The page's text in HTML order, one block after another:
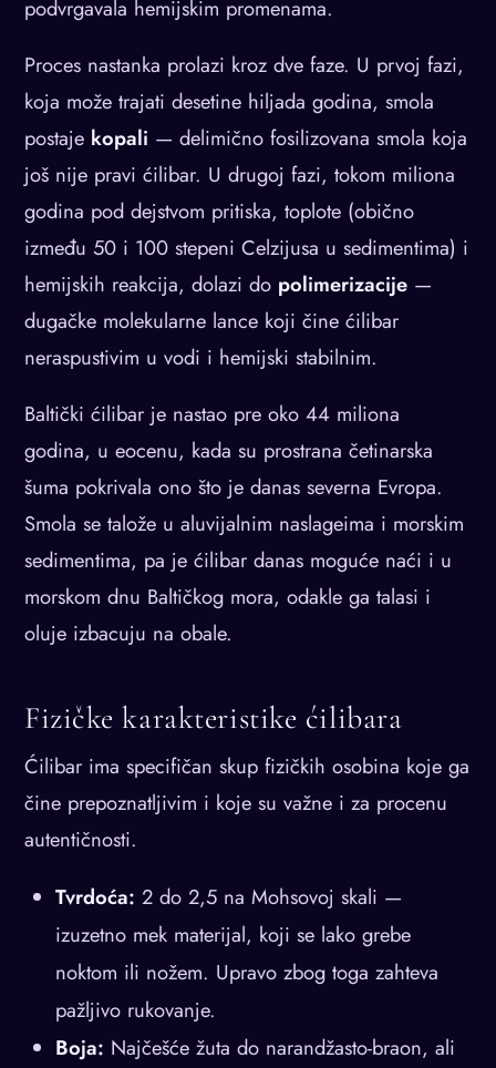
podvrgavala hemijskim promenama.
Proces nastanka prolazi kroz dve faze. U prvoj fazi,
koja može trajati desetine hiljada godina, smola
postaje kopali — delimično fosilizovana smola koja
još nije pravi ćilibar. U drugoj fazi, tokom miliona
godina pod dejstvom pritiska, toplote (obično
između 50 i 100 stepeni Celzijusa u sedimentima) i
hemijskih reakcija, dolazi do polimerizacije —
dugačke molekularne lance koji čine ćilibar
neraspustivim u vodi i hemijski stabilnim.
Baltički ćilibar je nastao pre oko 44 miliona
godina, u eocenu, kada su prostrana četinarska
šuma pokrivala ono što je danas severna Evropa.
Smola se talože u aluvijalnim naslageima i morskim
sedimentima, pa je ćilibar danas moguće naći i u
morskom dnu Baltičkog mora, odakle ga talasi i
oluje izbacuju na obale.
Fizičke karakteristike ćilibara
Ćilibar ima specifičan skup fizičkih osobina koje ga
čine prepoznatljivim i koje su važne i za procenu
autentičnosti.
Tvrdoća: 2 do 2,5 na Mohsovoj skali —
izuzetno mek materijal, koji se lako grebe
noktom ili nožem. Upravo zbog toga zahteva
pažljivo rukovanje.
Boja: Najčešće žuta do narandžasto-braon, ali